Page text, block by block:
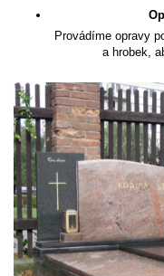
Provádíme opravy
a hrobek,